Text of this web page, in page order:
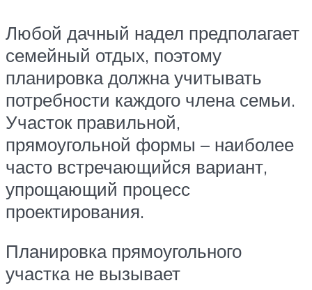
Любой дачный надел предполагает
семейный отдых, поэтому
планировка должна учитывать
потребности каждого члена семьи.
Участок правильной,
прямоугольной формы – наиболее
часто встречающийся вариант,
упрощающий процесс
проектирования.
Планировка прямоугольного
участка не вызывает